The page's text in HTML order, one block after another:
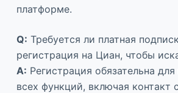
платформе.
Q: Требуется ли платная
регистрация на Циан, чтобы
A: Регистрация обязательна
всех функций, включая контакт